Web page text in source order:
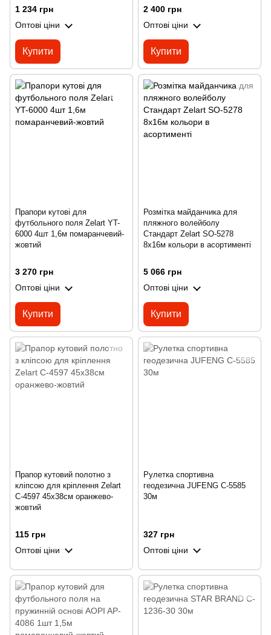
1 234 грн
Оптові ціни
Купити
2 400 грн
Оптові ціни
Купити
Прапори кутові для
футбольного поля Zelart YT-
6000 4шт 1,6м помаранчевий-
жовтий
3 270 грн
Оптові ціни
Купити
Розмітка майданчика для
пляжного волейболу
Стандарт Zelart SO-5278
8х16м кольори в асортименті
5 066 грн
Оптові ціни
Купити
Прапор кутовий полотно з
кліпсою для кріплення Zelart
C-4597 45x38см оранжево-
жовтий
115 грн
Оптові ціни
Рулетка спортивна
геодезична JUFENG C-5585
30м
327 грн
Оптові ціни